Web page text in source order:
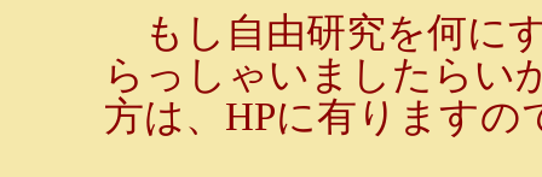
もし自由研究を何に
らっしゃいましたらい
方は、HPに有りますの